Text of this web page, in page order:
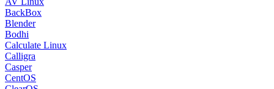
BackBox
Blender
Bodhi
Calculate Linux
Calligra
Casper
CentOS